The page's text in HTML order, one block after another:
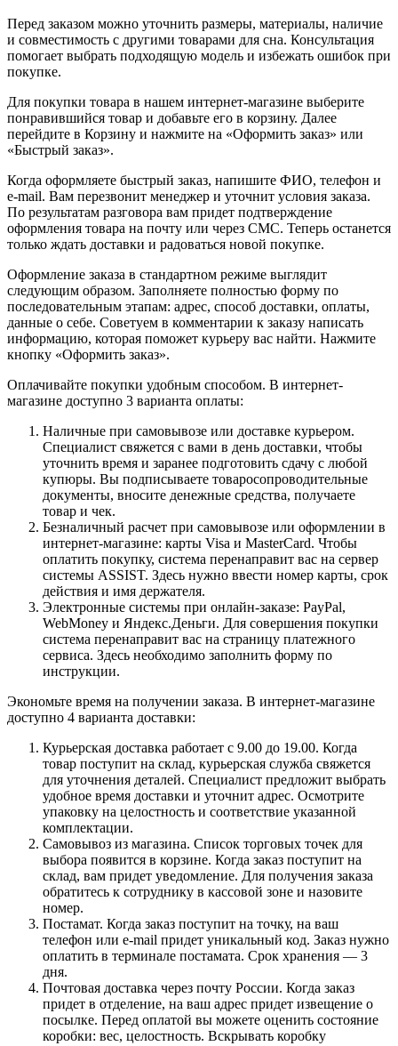
Перед заказом можно уточнить размеры, материалы, наличие
и совместимость с другими товарами для сна. Консультация
помогает выбрать подходящую модель и избежать ошибок при
покупке.
Для покупки товара в нашем интернет-магазине выберите
понравившийся товар и добавьте его в корзину. Далее
перейдите в Корзину и нажмите на «Оформить заказ» или
«Быстрый заказ».
Когда оформляете быстрый заказ, напишите ФИО, телефон и
e-mail. Вам перезвонит менеджер и уточнит условия заказа.
По результатам разговора вам придет подтверждение
оформления товара на почту или через СМС. Теперь останется
только ждать доставки и радоваться новой покупке.
Оформление заказа в стандартном режиме выглядит
следующим образом. Заполняете полностью форму по
последовательным этапам: адрес, способ доставки, оплаты,
данные о себе. Советуем в комментарии к заказу написать
информацию, которая поможет курьеру вас найти. Нажмите
кнопку «Оформить заказ».
Оплачивайте покупки удобным способом. В интернет-
магазине доступно 3 варианта оплаты:
Наличные при самовывозе или доставке курьером.
Специалист свяжется с вами в день доставки, чтобы
уточнить время и заранее подготовить сдачу с любой
купюры. Вы подписываете товаросопроводительные
документы, вносите денежные средства, получаете
товар и чек.
Безналичный расчет при самовывозе или оформлении в
интернет-магазине: карты Visa и MasterCard. Чтобы
оплатить покупку, система перенаправит вас на сервер
системы ASSIST. Здесь нужно ввести номер карты, срок
действия и имя держателя.
Электронные системы при онлайн-заказе: PayPal,
WebMoney и Яндекс.Деньги. Для совершения покупки
система перенаправит вас на страницу платежного
сервиса. Здесь необходимо заполнить форму по
инструкции.
Экономьте время на получении заказа. В интернет-магазине
доступно 4 варианта доставки:
Курьерская доставка работает с 9.00 до 19.00. Когда
товар поступит на склад, курьерская служба свяжется
для уточнения деталей. Специалист предложит выбрать
удобное время доставки и уточнит адрес. Осмотрите
упаковку на целостность и соответствие указанной
комплектации.
Самовывоз из магазина. Список торговых точек для
выбора появится в корзине. Когда заказ поступит на
склад, вам придет уведомление. Для получения заказа
обратитесь к сотруднику в кассовой зоне и назовите
номер.
Постамат. Когда заказ поступит на точку, на ваш
телефон или e-mail придет уникальный код. Заказ нужно
оплатить в терминале постамата. Срок хранения — 3
дня.
Почтовая доставка через почту России. Когда заказ
придет в отделение, на ваш адрес придет извещение о
посылке. Перед оплатой вы можете оценить состояние
коробки: вес, целостность. Вскрывать коробку